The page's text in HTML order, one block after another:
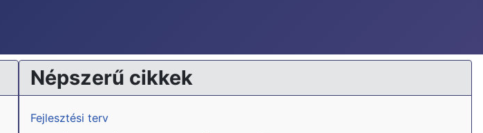
Népszerű cikkek
Fejlesztési terv